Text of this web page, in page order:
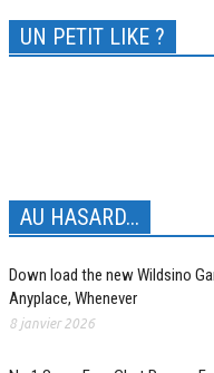
UN PETIT LIKE ?
AU HASARD...
Down load the new Wildsino
Anyplace, Whenever
8 janvier 2026